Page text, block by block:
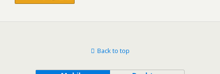
Back to top